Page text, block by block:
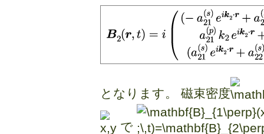
となります。 磁束密度
で